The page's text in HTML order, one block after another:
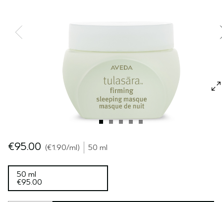
TUTTE LE COLLEZIONI
€95.00 €1.90/ml 50 ml
50 ml
€95.00